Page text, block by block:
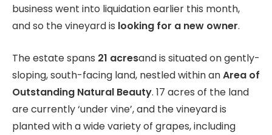
business went into liquidation earlier this month,
and so the vineyard is looking for a new owner.
The estate spans 21 acresand is situated on gently-
sloping, south-facing land, nestled within anArea of
Outstanding Natural Beauty. 17 acres of the land
are currently ‘under vine’, and the vineyard is
planted with a wide variety of grapes, including